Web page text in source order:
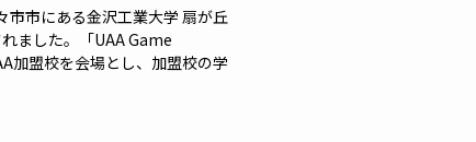
市にある金沢工業大学 扇が丘
ました。「UAA Game
加盟校を会場とし、加盟校の学